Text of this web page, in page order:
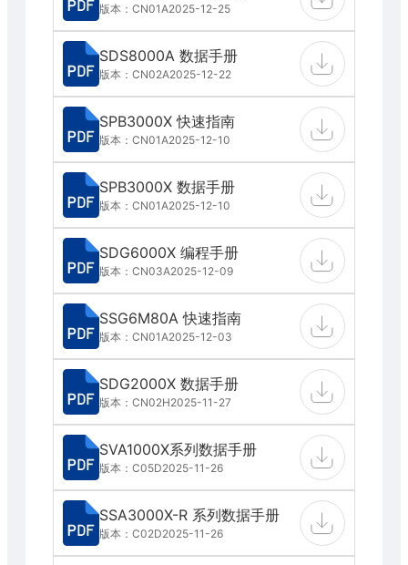
版本：CN01A2025-12-25
SDS8000A 数据手册
版本：CN02A2025-12-22
SPB3000X 快速指南
版本：CN01A2025-12-10
SPB3000X 数据手册
版本：CN01A2025-12-10
SDG6000X 编程手册
版本：CN03A2025-12-09
SSG6M80A 快速指南
版本：CN01A2025-12-03
SDG2000X 数据手册
版本：CN02H2025-11-27
SVA1000X系列数据手册
版本：C05D2025-11-26
SSA3000X-R 系列数据手册
版本：C02D2025-11-26